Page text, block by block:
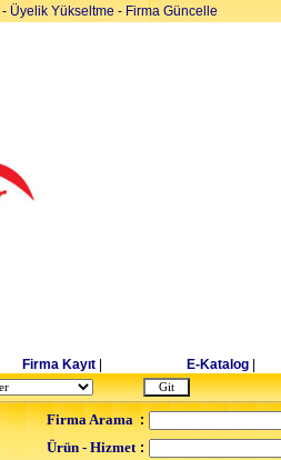
- Üyelik Yükseltme - Firma Güncelle
Firma Kayıt E-Katalog|
Firma Arama :
Ürün - Hizmet :